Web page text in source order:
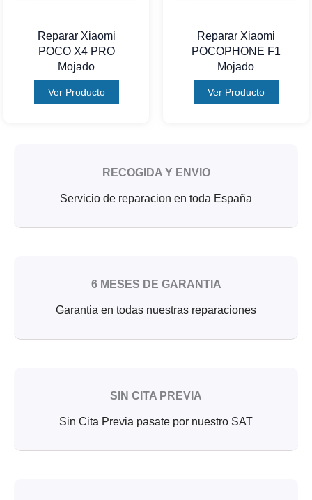
Reparar Xiaomi
POCO X4 PRO
Mojado
Ver Producto
Reparar Xiaomi
POCOPHONE F1
Mojado
Ver Producto
RECOGIDA Y ENVIO
Servicio de reparacion en toda España
6 MESES DE GARANTIA
Garantia en todas nuestras reparaciones
SIN CITA PREVIA
Sin Cita Previa pasate por nuestro SAT